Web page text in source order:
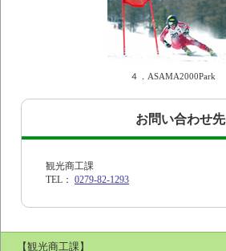
４．ASAMA2000Park
お問い合わせ先
観光商工課
TEL： 0279-82-1293
【観光商工課】